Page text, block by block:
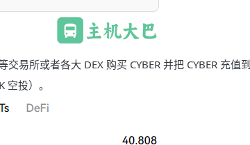
易所或者各大 DEX 购买 CYBER 并把 CYBER 充值
空投）。